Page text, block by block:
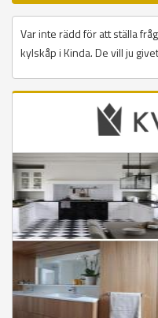
Var inte rädd för att ställa
kylskåp i Kinda. De vill ju